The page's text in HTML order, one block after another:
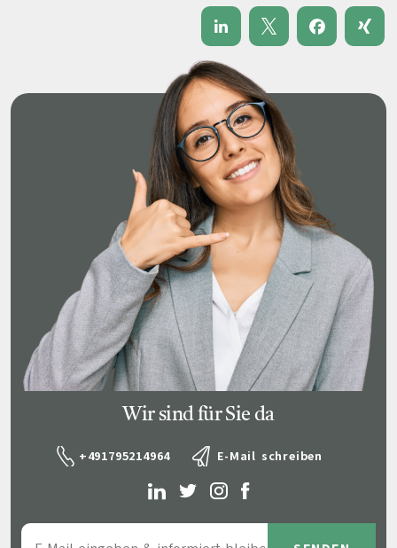
Wir sind für Sie da
+491795214964 E-Mail schreiben